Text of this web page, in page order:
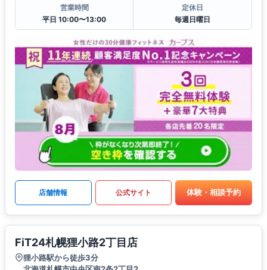
営業時間
平日 10:00〜13:00
定休日
毎週日曜日
店舗情報 公式サイト 体験・相談予約
FiT24札幌狸小路2丁目店
狸小路駅から徒歩3分